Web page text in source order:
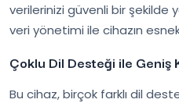
verilerinizi güvenli bir şekilde
veri yönetimi ile cihazın
Çoklu Dil Desteği ile Geniş
Bu cihaz, birçok farklı dil